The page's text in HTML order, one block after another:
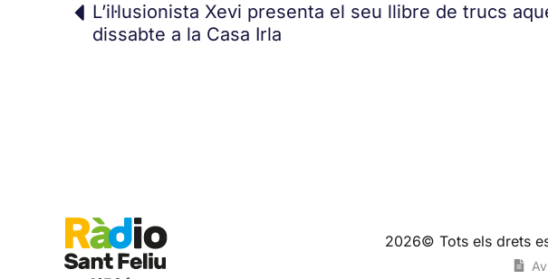
L’il·lusionista Xevi presenta el seu llibre de trucs
dissabte a la Casa Irla
2026© Tots els drets